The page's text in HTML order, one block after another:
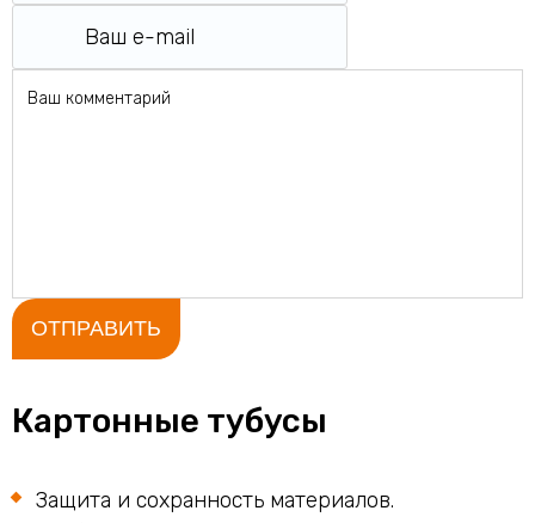
Картонные тубусы
Защита и сохранность материалов.